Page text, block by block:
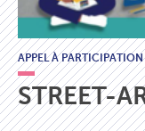
APPEL À PARTICIPATION
STREET-